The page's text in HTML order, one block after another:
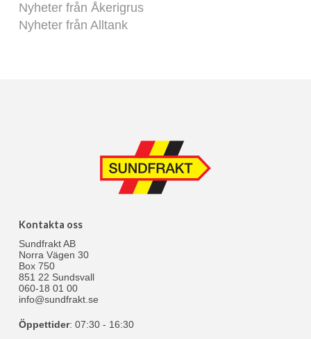
Nyheter från Åkerigrus
Nyheter från Alltank
Kontakta oss
Sundfrakt AB
Norra Vägen 30
Box 750
851 22 Sundsvall
060-18 01 00
info@sundfrakt.se
Öppettider: 07:30 - 16:30